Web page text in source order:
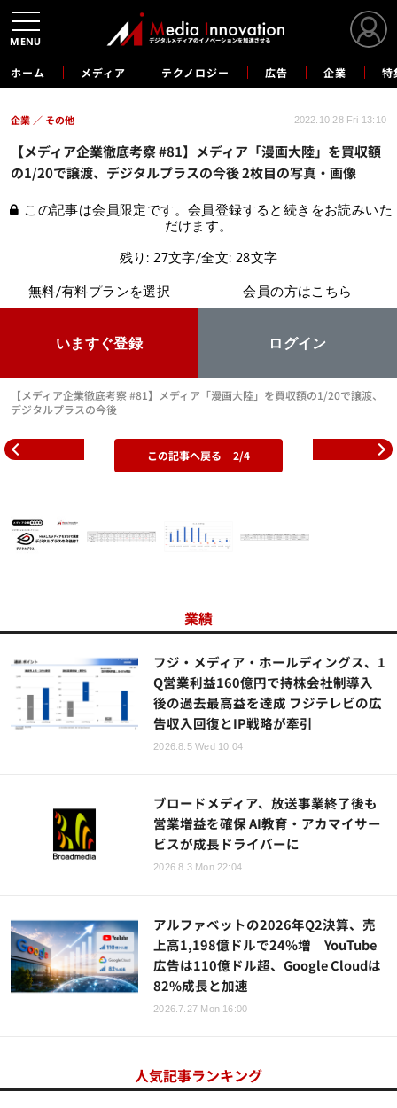
ホーム メディア テクノロジー 広告 企業 特
【メディア企業徹底考察 #81】メディア「漫画大陸」を買収額
の1/20で譲渡、デジタルプラスの今後 2枚目の写真・画像
企業 その他 2022.10.28 Fri 13:10
この記事は会員限定です。会員登録すると続きをお読みいた
だけます。
残り: 27文字/全文: 28文字
無料/有料プランを選択
いますぐ登録
会員の方はこちら
ログイン
【メディア企業徹底考察 #81】メディア「漫画大陸」を買収額の1/20で譲渡、
デジタルプラスの今後
この記事へ戻る 2/4
業績
フジ・メディア・ホールディングス、1
Q営業利益160億円で持株会社制導入
後の過去最高益を達成 フジテレビの広
告収入回復とIP戦略が牽引
2026.8.5 Wed 10:04
ブロードメディア、放送事業終了後も
営業増益を確保 AI教育・アカマイサー
ビスが成長ドライバーに
2026.8.3 Mon 22:04
アルファベットの2026年Q2決算、売
上高1,198億ドルで24%増 YouTube
広告は110億ドル超、Google Cloudは
82%成長と加速
2026.7.27 Mon 16:00
人気記事ランキング
MENU